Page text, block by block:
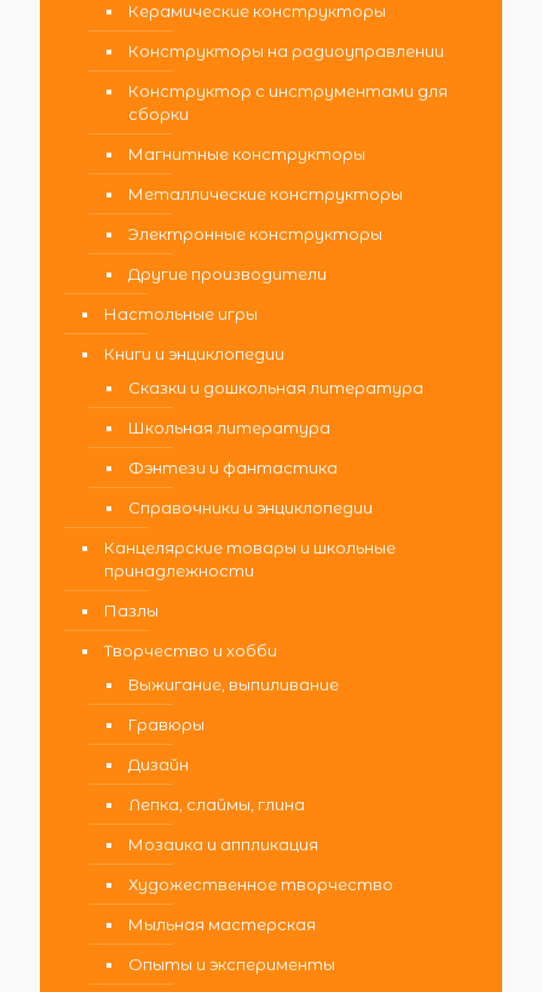
Керамические конструкторы
Конструкторы на радиоуправлении
Конструктор с инструментами для
сборки
Магнитные конструкторы
Металлические конструкторы
Электронные конструкторы
Другие производители
Настольные игры
Книги и энциклопедии
Сказки и дошкольная литература
Школьная литература
Фэнтези и фантастика
Справочники и энциклопедии
Канцелярские товары и школьные
принадлежности
Пазлы
Творчество и хобби
Выжигание, выпиливание
Гравюры
Дизайн
Лепка, слаймы, глина
Мозаика и аппликация
Художественное творчество
Мыльная мастерская
Опыты и эксперименты